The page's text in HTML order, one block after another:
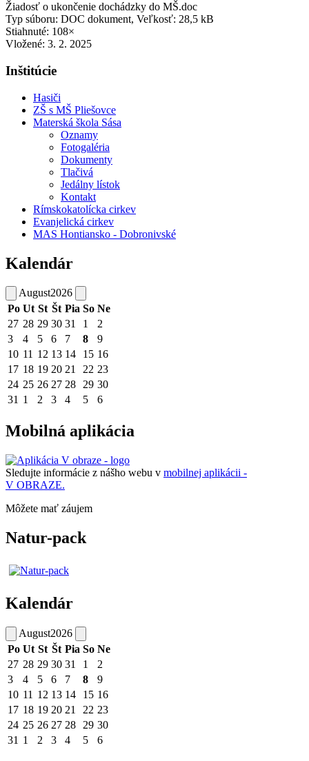
Žiadosť o ukončenie dochádzky do MŠ.doc
Typ súboru: DOC dokument, Veľkosť: 28,5 kB
Stiahnuté: 108×
Vložené: 3. 2. 2025
Inštitúcie
Hasiči
ZŠ s MŠ Pliešovce
Materská škola Sása
Oznamy
Fotogaléria
Dokumenty
Tlačivá
Jedálny lístok
Kontakt
Rímskokatolícka cirkev
Evanjelická cirkev
MAS Hontiansko - Dobronivské
Kalendár
August2026
Po Ut St Št Pia So Ne
27 28 29 30 31 1
2
3
4 5 6 7 8
9
10 11 12 13 14 15 16
17 18 19 20 21 22 23
24 25 26 27 28 29 30
31 1 2 3 4 5 6
Mobilná aplikácia
Sledujte informácie z nášho webu v mobilnej aplikácii -
V OBRAZE.
Môžete mať záujem
Natur-pack
Kalendár
August2026
Po Ut St Št Pia So Ne
27 28 29 30 31 1
2
3
4 5 6 7 8
9
10 11 12 13 14 15 16
17 18 19 20 21 22 23
24 25 26 27 28 29 30
31 1 2 3 4 5 6